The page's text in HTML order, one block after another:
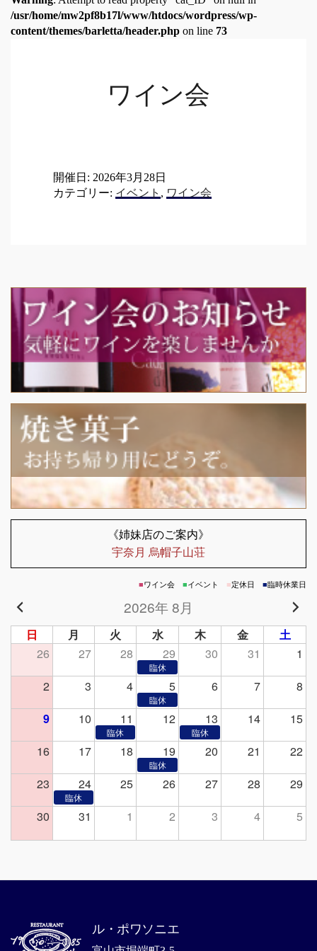
/usr/home/mw2pf8b17l/www/htdocs/wordpress/wp-
content/themes/barletta/header.php on line 73
ワイン会
開催日: 2026年3月28日
カテゴリー: イベント , ワイン会
navigation
《姉妹店のご案内》
宇奈月 烏帽子山荘
■ワイン会 ■イベント ■定休日 ■臨時休業日
2026年 8月
日 月 火 水 木 金
土
26
27 28 29 30 31
1
2
3 4 5 6 7
8
9
10 11 12 13 14
15
16
17 18 19 20 21
22
23
24 25 26 27 28
29
30
31 1 2 3 4 5
ル・ポワソニエ